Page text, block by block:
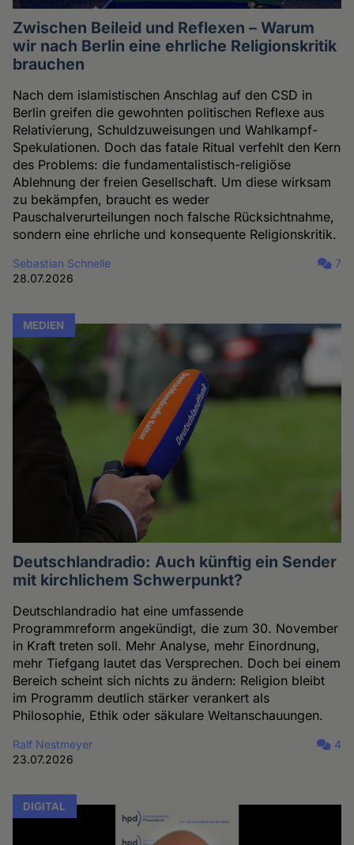
Zwischen Beileid und Reflexen – Warum
wir nach Berlin eine ehrliche Religionskritik
brauchen
Nach dem islamistischen Anschlag auf den CSD in
Berlin greifen die gewohnten politischen Reflexe aus
Relativierung, Schuldzuweisungen und Wahlkampf-
Spekulationen. Doch das fatale Ritual verfehlt den Kern
des Problems: die fundamentalistisch-religiöse
Ablehnung der freien Gesellschaft. Um diese wirksam
zu bekämpfen, braucht es weder
Pauschalverurteilungen noch falsche Rücksichtnahme,
sondern eine ehrliche und konsequente Religionskritik.
Sebastian Schnelle
28.07.2026
7
MEDIEN
Deutschlandradio: Auch künftig ein Sender
mit kirchlichem Schwerpunkt?
Deutschlandradio hat eine umfassende
Programmreform angekündigt, die zum 30. November
in Kraft treten soll. Mehr Analyse, mehr Einordnung,
mehr Tiefgang lautet das Versprechen. Doch bei einem
Bereich scheint sich nichts zu ändern: Religion bleibt
im Programm deutlich stärker verankert als
Philosophie, Ethik oder säkulare Weltanschauungen.
Ralf Nestmeyer
23.07.2026
4
DIGITAL